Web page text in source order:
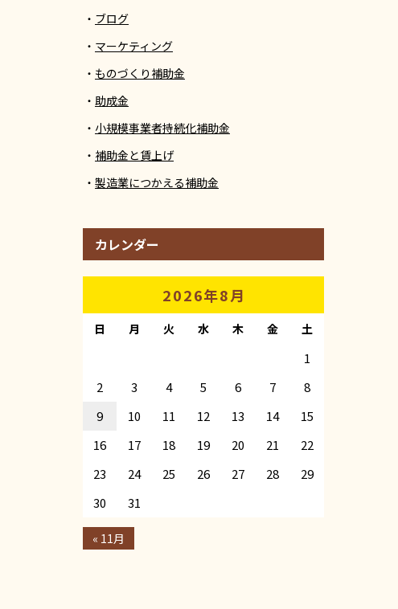
ブログ
マーケティング
ものづくり補助金
助成金
小規模事業者持続化補助金
補助金と賃上げ
製造業につかえる補助金
カレンダー
2026年8月
日 月 火 水 木 金 土
1
2
3 4 5 6 7
8
9
10 11 12 13 14
15
16
17 18 19 20 21
22
23
24 25 26 27 28
29
30
31
« 11月